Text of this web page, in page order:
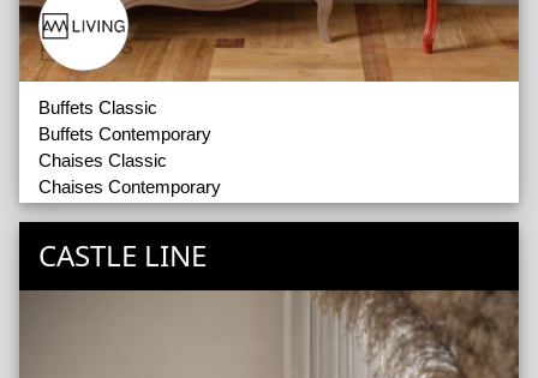
Buffets Classic
Buffets Contemporary
Chaises Classic
Chaises Contemporary
Tables Classic
CASTLE LINE